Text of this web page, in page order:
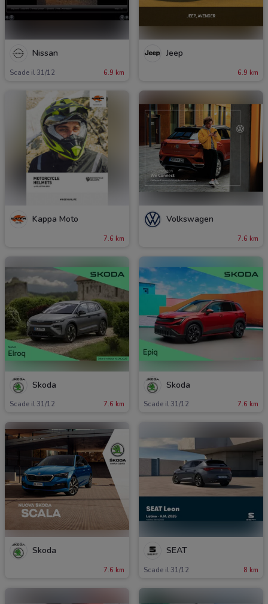
Nissan
Scade il 31/12 6.9 km
Jeep
6.9 km
Kappa Moto
7.6 km
Volkswagen
7.6 km
Skoda
Scade il 31/12 7.6 km
Skoda
Scade il 31/12 7.6 km
Skoda
7.6 km
SEAT
Scade il 31/12 8 km